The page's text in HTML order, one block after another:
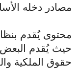
مصادر دخله
محتوى يُقدم
حيث يُقدم
حقوق الملكية